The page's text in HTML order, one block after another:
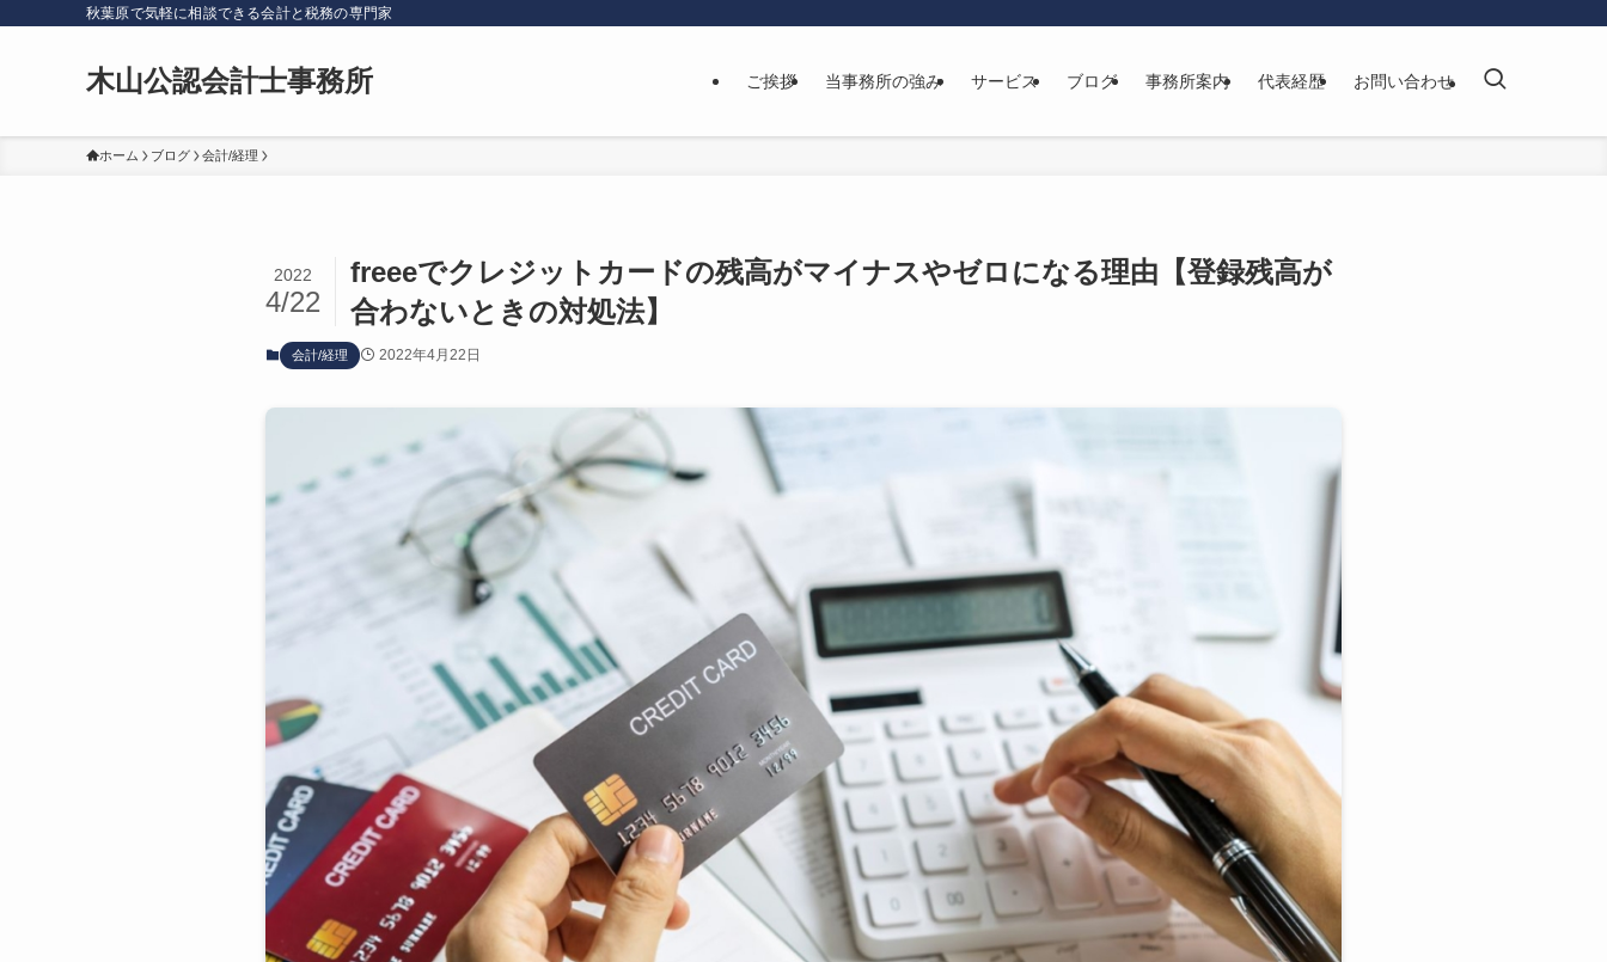
秋葉原で気軽に相談できる会計と税務の専門家
木山公認会計士事務所 ご挨拶 当事務所の強み サービス ブログ 事務所案内 代表経歴 お問い合わせ
ホーム ブログ 会計/経理
freeeでクレジットカードの残高がマイナスやゼロになる理由【登録残高が
合わないときの対処法】
2022
4/22
会計/経理 2022年4月22日